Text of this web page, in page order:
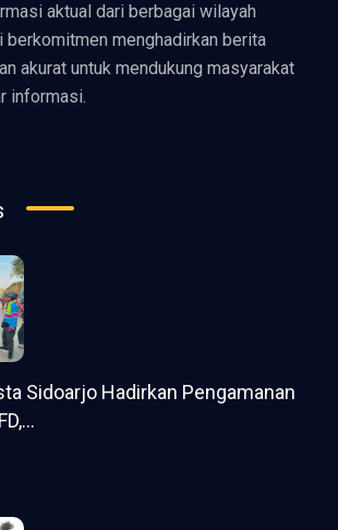
aktual dari berbagai wilayah
berkomitmen menghadirkan berita
akurat untuk mendukung masyarakat
informasi.
Sidoarjo Hadirkan Pengamanan